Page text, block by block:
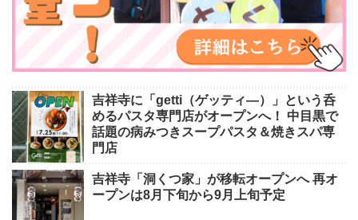
吉祥寺に「getti（ゲッティ―）」という呑
めるパスタ専門店がオープンへ！ 中目黒で
話題の病みつきスープパスタ＆焼きスパ専
門店
吉祥寺「洞くつ家」が移転オープンへ 再オ
ープンは8月下旬から9月上旬予定